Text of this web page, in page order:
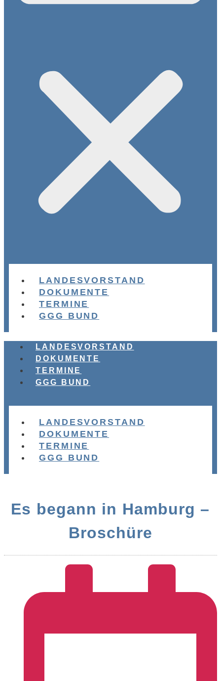
LANDESVORSTAND
DOKUMENTE
TERMINE
GGG BUND
LANDESVORSTAND
DOKUMENTE
TERMINE
GGG BUND
LANDESVORSTAND
DOKUMENTE
TERMINE
GGG BUND
Es begann in Hamburg –
Broschüre